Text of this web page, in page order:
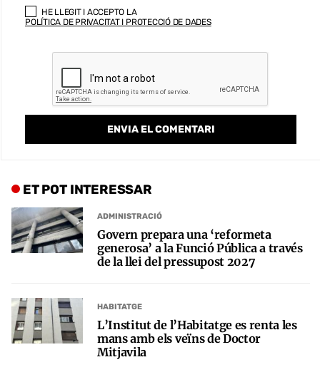
HE LLEGIT I ACCEPTO LA
POLÍTICA DE PRIVACITAT I PROTECCIÓ DE DADES
ET POT INTERESSAR
ADMINISTRACIÓ
Govern prepara una ‘reformeta
generosa’ a la Funció Pública a través
de la llei del pressupost 2027
HABITATGE
L’Institut de l’Habitatge es renta les
mans amb els veïns de Doctor
Mitjavila